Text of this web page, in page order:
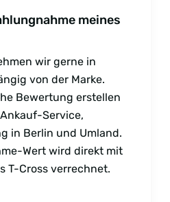
meines
wir gerne in
von der Marke.
Bewertung erstellen
Service,
in Berlin und Umland.
Wert wird direkt mit
T-Cross verrechnet.